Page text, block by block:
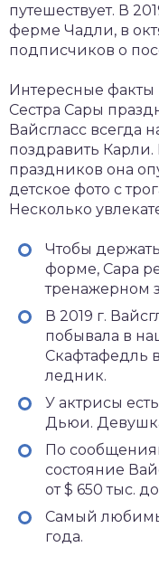
путешествует. В
ферме Чадли, в
подписчиков о
Интересные факты
Сестра Сары
Вайсгласс всегда
поздравить
праздников она
детское фото с
Несколько
Чтобы
форме, Сара
тренажерном
В 2019 г.
побывала в
Скафтафедль
ледник.
У актрисы
Дьюи.
По
состояние
от $ 650 тыс.
Самый
года.